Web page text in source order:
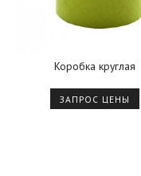
Коробка круглая
ЗАПРОС ЦЕНЫ